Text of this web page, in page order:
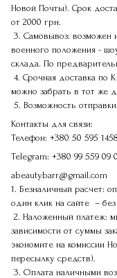
Новой Почты). Срок
от 2000 грн.
3. Самовывоз:
военного положения -
склада. По
4. Срочная доставка по
можно забрать в тот же
5. Возможность
Контакты для связи:
Телефон: +380 50 595
Telegram: +380 99 559 09
abeautybarr@gmail.com
1. Безналичный расчет:
один клик на сайте – без
2. Наложенный платеж:
зависимости от суммы
экономите на комиссии
пересылку средств).
3. Оплата наличными